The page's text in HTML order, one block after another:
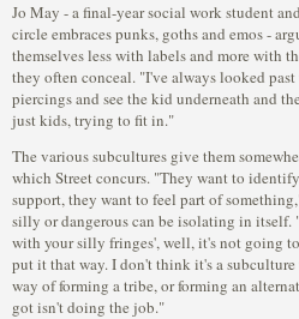
Jo May - a final-year social work student
circle embraces punks, goths and emos -
themselves less with labels and more with
they often conceal. "I've always looked
piercings and see the kid underneath and
just kids, trying to fit in."
The various subcultures give them
which Street concurs. "They want to
support, they want to feel part of
silly or dangerous can be isolating in
with your silly fringes', well, it's not going
put it that way. I don't think it's a
way of forming a tribe, or forming an
got isn't doing the job."